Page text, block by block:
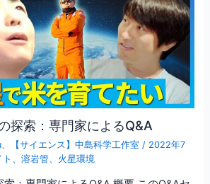
探索：専門家によるQ&A
【サイエンス】中島科学工作室 / 2022年7
、溶岩管 火星環境